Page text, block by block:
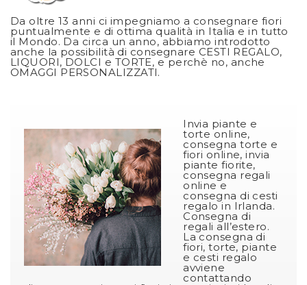
Invia piante e
torte online,
consegna torte e
fiori online, invia
piante fiorite,
consegna regali
online e
consegna di cesti
regalo in Irlanda.
Consegna di
regali all’estero.
La consegna di
fiori, torte, piante
e cesti regalo
avviene
contattando
Da oltre 13 anni ci impegniamo a consegnare fiori
puntualmente e di ottima qualità in Italia e in tutto
il Mondo. Da circa un anno, abbiamo introdotto
anche la possibilità di consegnare CESTI REGALO,
LIQUORI, DOLCI e TORTE, e perchè no, anche
OMAGGI PERSONALIZZATI.